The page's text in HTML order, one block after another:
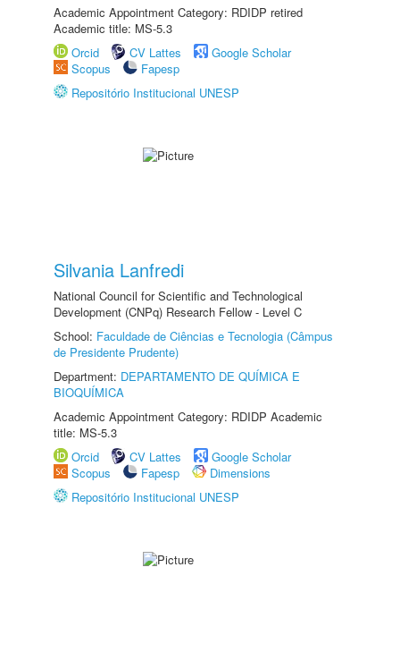
Academic Appointment Category: RDIDP retired
Academic title: MS-5.3
Orcid
CV Lattes
Google Scholar
Scopus
Fapesp
Repositório Institucional UNESP
Silvania Lanfredi
National Council for Scientific and Technological
Development (CNPq) Research Fellow - Level C
School: Faculdade de Ciências e Tecnologia (Câmpus
de Presidente Prudente)
Department: DEPARTAMENTO DE QUÍMICA E
BIOQUÍMICA
Academic Appointment Category: RDIDP Academic
title: MS-5.3
Orcid
CV Lattes
Google Scholar
Scopus
Fapesp
Dimensions
Repositório Institucional UNESP